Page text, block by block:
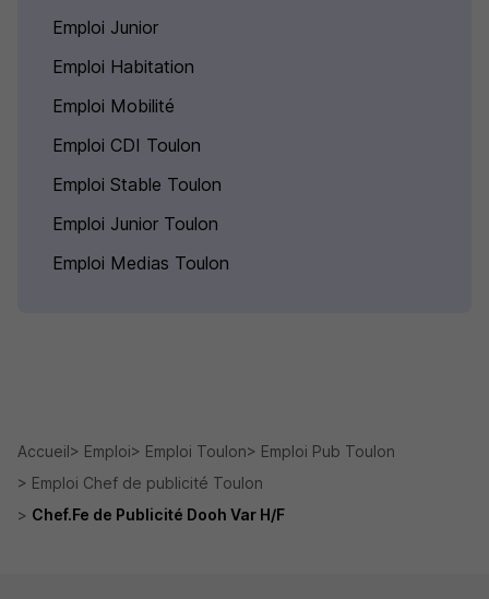
Emploi Junior
Emploi Habitation
Emploi Mobilité
Emploi CDI Toulon
Emploi Stable Toulon
Emploi Junior Toulon
Emploi Medias Toulon
Accueil Emploi Emploi Toulon
Emploi Pub Toulon
Emploi Chef de publicité Toulon
Chef.Fe de Publicité Dooh Var H/F